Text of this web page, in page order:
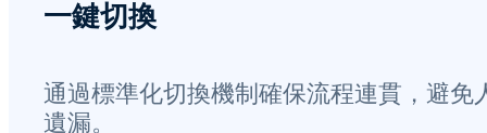
一鍵切換
通過標準化切換機制確保流程連貫，避免
遺漏。